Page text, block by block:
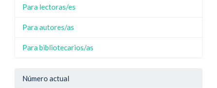
Para lectoras/es
Para autores/as
Para bibliotecarios/as
Número actual